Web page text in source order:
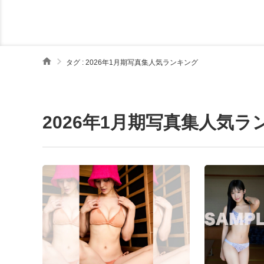
タグ : 2026年1月期写真集人気ランキング
2026年1月期写真集人気ラ